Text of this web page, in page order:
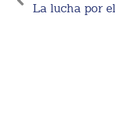
La lucha por